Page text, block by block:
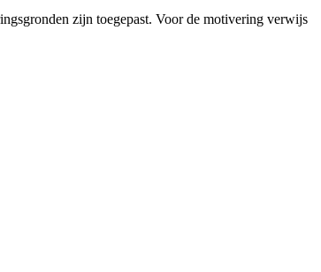
zijn toegepast. Voor de motivering verwijs